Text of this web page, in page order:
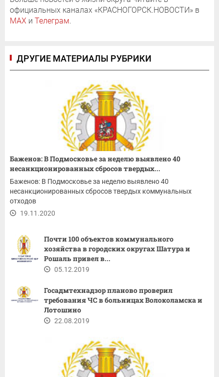
официальных каналах «КРАСНОГОРСК.НОВОСТИ» в
MAX и Телеграм.
ДРУГИЕ МАТЕРИАЛЫ РУБРИКИ
Баженов: В Подмосковье за неделю выявлено 40
несанкционированных сбросов твердых...
Баженов: В Подмосковье за неделю выявлено 40
несанкционированных сбросов твердых коммунальных
отходов
19.11.2020
Почти 100 объектов коммунального
хозяйства в городских округах Шатура и
Рошаль привел в...
05.12.2019
Госадмтехнадзор планово проверил
требования ЧС в больницах Волоколамска и
Лотошино
22.08.2019